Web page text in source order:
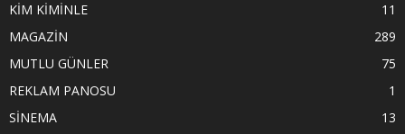
KİM KİMİNLE
11
MAGAZİN
289
MUTLU GÜNLER
75
REKLAM PANOSU
1
SİNEMA
13